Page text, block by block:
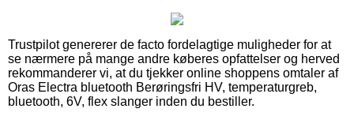
Trustpilot genererer de facto fordelagtige muligheder for at
se nærmere på mange andre køberes opfattelser og herved
rekommanderer vi, at du tjekker online shoppens omtaler af
Oras Electra bluetooth Berøringsfri HV, temperaturgreb,
bluetooth, 6V, flex slanger inden du bestiller.